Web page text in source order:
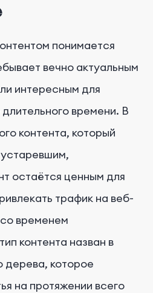
понимается
вечно актуальным
интересным для
времени. В
контента, который
остаётся ценным для
трафик на веб-
временем
контента назван в
дерева, которое
на протяжении всего